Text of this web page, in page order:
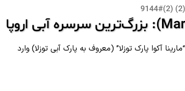
آکوا پارک توزلا” (معروف به پارک آبی توزلا) وارد